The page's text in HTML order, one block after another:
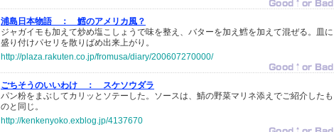
浦島日本物語 ：
鱈のアメリカ風？
ジャガイモも加えて炒め塩こしょうで味を整え、バターを加え鱈を加えて混ぜる。皿に
盛り付けパセリを散りばめ出来上がり。
http://plaza.rakuten.co.jp/fromusa/diary/200607270000/
ごちそうのいいわけ ：
スケソウダラ
パン粉をまぶしてカリッとソテーした。ソースは、鯖の野菜マリネ添えでご紹介したも
のと同じ。
http://kenkenyoko.exblog.jp/4137670